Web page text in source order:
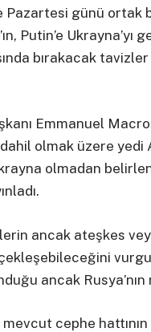
Pazartesi günü ortak
Putin’e Ukrayna’yı
bırakacak
Emmanuel
olmak üzere yedi
olmadan
ancak ateşkes
ancak
mevcut cephe